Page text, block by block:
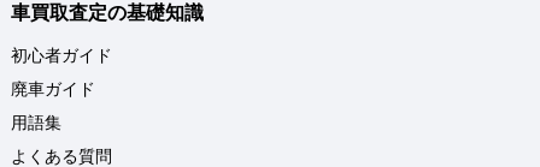
車買取査定の基礎知識
初心者ガイド
廃車ガイド
用語集
よくある質問